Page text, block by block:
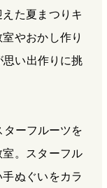
た夏まつりキ
やおかし作り
い出作りに挑
ーフルーツを
。スターフル
ぬぐいをカラ